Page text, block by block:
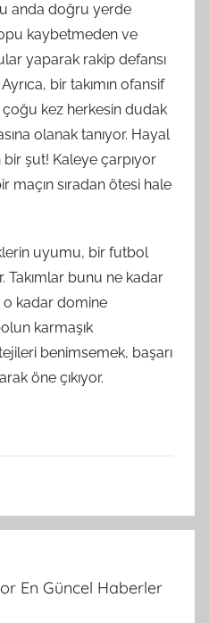
anda doğru yerde
kaybetmeden ve
yaparak rakip defansı
bir takımın ofansif
kez herkesin dudak
olanak tanıyor. Hayal
şut! Kaleye çarpıyor
maçın sıradan ötesi hale
uyumu, bir futbol
Takımlar bunu ne kadar
kadar domine
karmaşık
benimsemek, başarı
öne çıkıyor.
En Güncel Haberler